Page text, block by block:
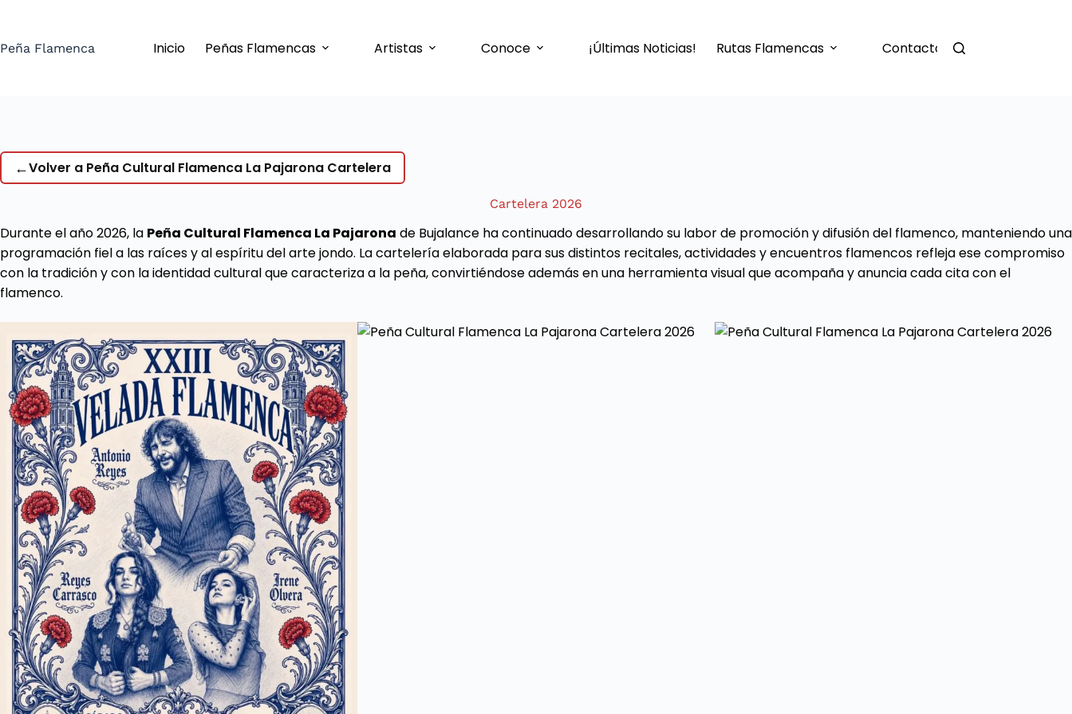
contenido
Peña Flamenca Inicio Peñas Flamencas Artistas Conoce ¡Últimas Noticias! Rutas Flamencas Contacto
←Volver a Peña Cultural Flamenca La Pajarona Cartelera
Cartelera 2026
Durante el año 2026, la Peña Cultural Flamenca La Pajarona de Bujalance ha continuado desarrollando su labor de promoción y difusión del flamenco, manteniendo una
programación fiel a las raíces y al espíritu del arte jondo. La cartelería elaborada para sus distintos recitales, actividades y encuentros flamencos refleja ese compromiso
con la tradición y con la identidad cultural que caracteriza a la peña, convirtiéndose además en una herramienta visual que acompaña y anuncia cada cita con el
flamenco.